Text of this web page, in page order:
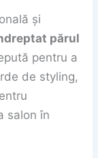
și
părul
pentru a
de styling,
salon în